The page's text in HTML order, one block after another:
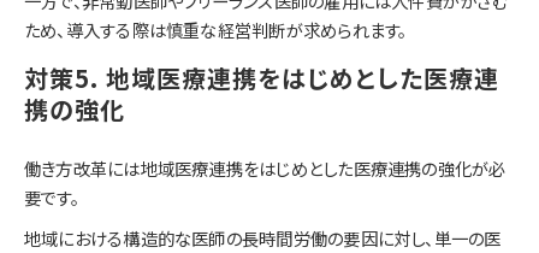
ため、導入する際は慎重な経営判断が求められます。
対策5. 地域医療連携をはじめとした医療連
携の強化
働き方改革には地域医療連携をはじめとした医療連携の強化が必
要です。
地域における構造的な医師の長時間労働の要因に対し、単一の医